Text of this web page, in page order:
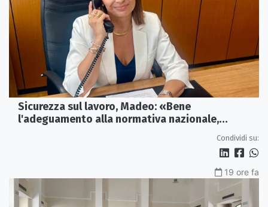
Sicurezza sul lavoro, Madeo: «Bene
l'adeguamento alla normativa nazionale,
Condividi su:
19 ore fa